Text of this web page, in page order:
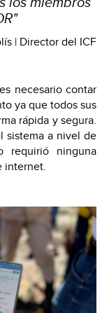
| Director del ICF
necesario contar
ya que todos sus
rápida y segura.
sistema a nivel de
requirió ninguna
internet.